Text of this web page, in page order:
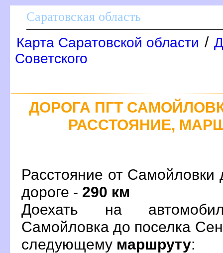
Саратовская область
Карта Саратовской области /
Советского
ДОРОГА ПГТ
РАССТОЯНИЕ,
Расстояние от Самойловки
дороге - 290 км
Доехать на
Самойловка до поселка
следующему маршруту: